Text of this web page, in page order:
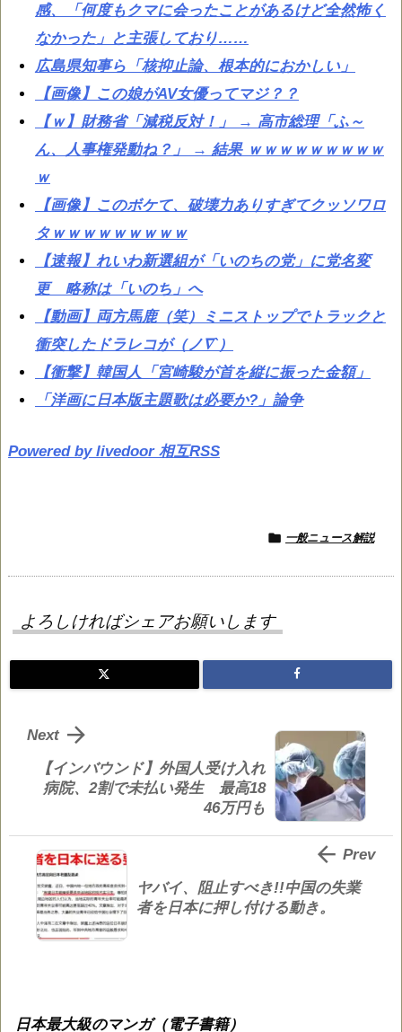
感、「何度もクマに会ったことがあるけど全然怖く
なかった」と主張しており……
広島県知事ら「核抑止論、根本的におかしい」
【画像】この娘がAV女優ってマジ？？
【ｗ】財務省「減税反対！」 → 高市総理「ふ～
ん、人事権発動ね？」 → 結果 ｗｗｗｗｗｗｗｗｗ
ｗ
【画像】このボケて、破壊力ありすぎてクッソワロ
タｗｗｗｗｗｗｗｗｗ
【速報】れいわ新選組が「いのちの党」に党名変
更 略称は「いのち」へ
【動画】両方馬鹿（笑）ミニストップでトラックと
衝突したドラレコが（ノ∇`）
【衝撃】韓国人「宮崎駿が首を縦に振った金額」
「洋画に日本版主題歌は必要か?」論争
Powered by livedoor 相互RSS
 一般ニュース解説
よろしければシェアお願いします
【インバウンド】外国人受け入れ
病院、2割で未払い発生 最高18
46万円も

Next
ヤバイ、阻止すべき!!中国の失業
者を日本に押し付ける動き。
 Prev
日本最大級のマンガ（電子書籍）